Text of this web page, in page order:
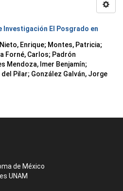
Investigación El Posgrado en
Enrique; Montes, Patricia;
Forné, Carlos; Padrón
Mendoza, Imer Benjamín;
Pilar; González Galván, Jorge
de México
UNAM